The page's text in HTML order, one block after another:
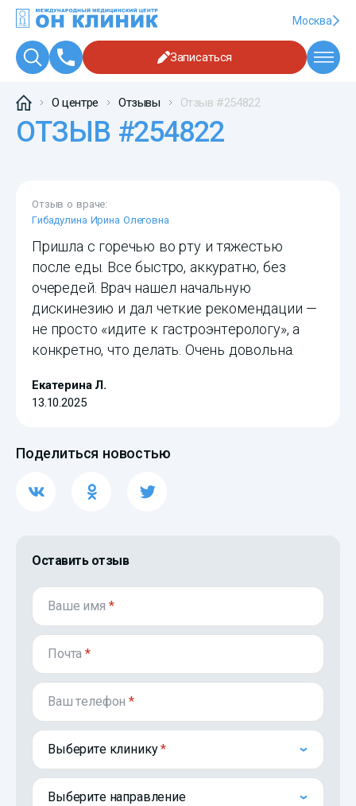
Москва
Записаться
О центре Отзывы Отзыв #254822
ОТЗЫВ #254822
Отзыв о враче:
Гибадулина Ирина Олеговна
Пришла с горечью во рту и тяжестью
после еды. Все быстро, аккуратно, без
очередей. Врач нашел начальную
дискинезию и дал четкие рекомендации —
не просто «идите к гастроэнтерологу», а
конкретно, что делать. Очень довольна.
Екатерина Л.
13.10.2025
Поделиться новостью
Оставить отзыв
Ваше имя *
Почта*
Ваш телефон*
Выберите клинику
Выберите направление